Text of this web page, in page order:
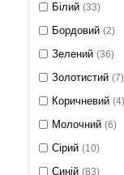
Longbo(0)
Reginald(0)
Sunkta(0)
Білий (33)
Бордовий (2)
Зелений (36)
Золотистий (7)
Коричневий (4)
Молочний (6)
Сірий (10)
Синій (83)